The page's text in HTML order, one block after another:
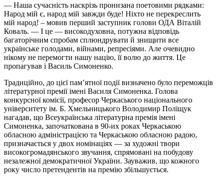
— Наша сучасність наскрізь пронизана поетовими рядками:
Народ мій є, народ мій завжди буде! Ніхто не перекреслить
мій народ! – мовив перший заступник голови ОДА Віталій
Коваль. — І це — високодуховна, потужна відповідь
багаторічним спробам сплюндрувати й знищити все
українське голодами, війнами, репресіями. Але очевидно
нікому не перемогти нашу націю, її волю до життя. Це
пропагував і Василь Симоненко.
Традиційно, до цієї памʼятної події визначено було переможців
літературної премії імені Василя Симоненка. Голова
конкурсної комісії, професор Черкаського національного
університету ім. Б. Хмельницького Володимир Поліщук
нагадав, що Всеукраїнська літературна премія імені
Симоненка, започаткована в 90-их роках Черкаською
обласною адміністрацією та Черкаською обласною радою,
призначається у двох номінаціях — за художні твори
високогромадянського звучання, спрямовані на побудову
незалежної демократичної України. Зауважив, що кожного
року число претендентів на премію збільшується.